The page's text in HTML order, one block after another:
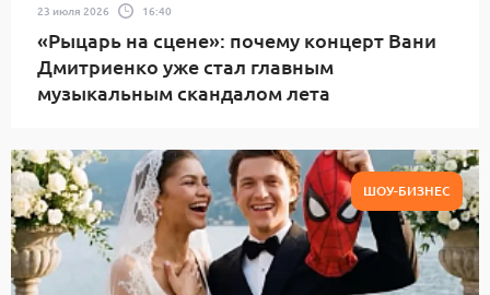
23 июля 2026 16:40
«Рыцарь на сцене»: почему концерт Вани
Дмитриенко уже стал главным
музыкальным скандалом лета
ШОУ-БИЗНЕС